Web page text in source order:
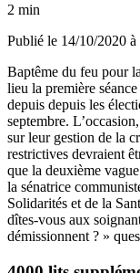
2 min
Publié le 14/10/2020
Baptême du feu pour
lieu la première
depuis depuis les
septembre.
sur leur gestion de la
restrictives devraient
que la deuxième
la sénatrice
Solidarités et de la
dîtes-vous aux
démissionnent ? »